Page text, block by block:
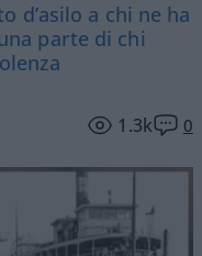
d’asilo a chi ne ha
parte di chi
1.3k 0